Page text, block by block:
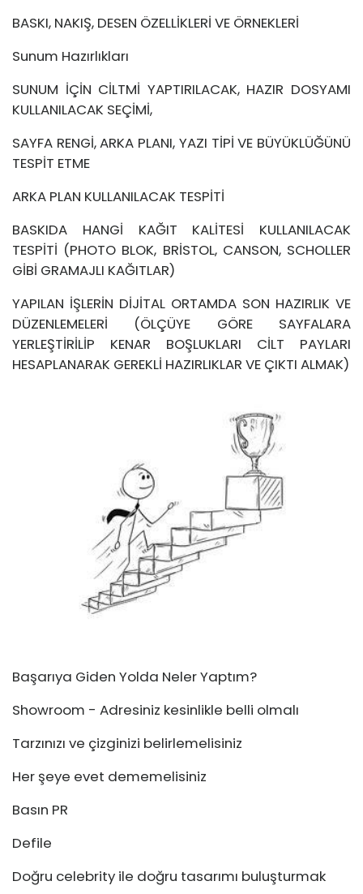
BASKI, NAKIŞ, DESEN ÖZELLİKLERİ VE ÖRNEKLERİ
Sunum Hazırlıkları
SUNUM İÇİN CİLTMİ YAPTIRILACAK, HAZIR DOSYAMI
KULLANILACAK SEÇİMİ,
SAYFA RENGİ, ARKA PLANI, YAZI TİPİ VE BÜYÜKLÜĞÜNÜ
TESPİT ETME
ARKA PLAN KULLANILACAK TESPİTİ
BASKIDA HANGİ KAĞIT KALİTESİ KULLANILACAK
TESPİTİ (PHOTO BLOK, BRİSTOL, CANSON, SCHOLLER
GİBİ GRAMAJLI KAĞITLAR)
YAPILAN İŞLERİN DİJİTAL ORTAMDA SON HAZIRLIK VE
DÜZENLEMELERİ (ÖLÇÜYE GÖRE SAYFALARA
YERLEŞTİRİLİP KENAR BOŞLUKLARI CİLT PAYLARI
HESAPLANARAK GEREKLİ HAZIRLIKLAR VE ÇIKTI ALMAK)
Başarıya Giden Yolda Neler Yaptım?
Showroom - Adresiniz kesinlikle belli olmalı
Tarzınızı ve çizginizi belirlemelisiniz
Her şeye evet dememelisiniz
Basın PR
Defile
Doğru celebrity ile doğru tasarımı buluşturmak